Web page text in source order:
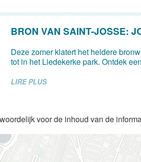
BRON VAN SAINT-JOSSE:
Deze zomer klatert het heldere
tot in het Liedekerke park. Ontdek
LIRE PLUS
voor de inhoud van de